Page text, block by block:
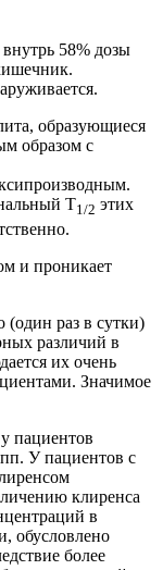
58% дозы
образующиеся
образом с
T1/2 этих
и проникает
(один раз в сутки)
различий в
их очень
Значимое
пациентов
У пациентов с
клиренса
в
обусловлено
более